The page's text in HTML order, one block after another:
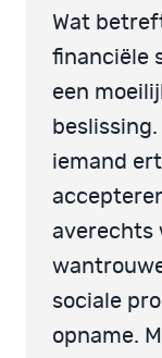
Wat
financiële
een
iemand
averechts
sociale
opname.